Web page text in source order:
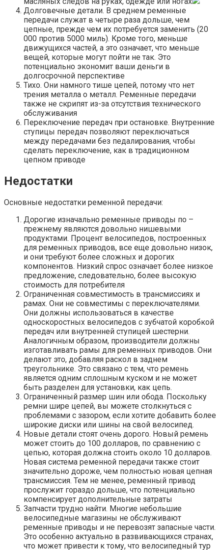
Долговечные детали. В среднем ременные
передачи служат в четыре раза дольше, чем
цепные, прежде чем их потребуется заменить (20
000 против 5000 миль). Кроме того, меньше
движущихся частей, а это означает, что меньше
вещей, которые могут пойти не так. Это
потенциально экономит ваши деньги в
долгосрочной перспективе
Тихо. Они намного тише цепей, потому что нет
трения металла о металл. Ременные передачи
также не скрипят из-за отсутствия технического
обслуживания
Переключение передач при остановке. Внутренние
ступицы передач позволяют переключаться
между передачами без педалирования, чтобы
сделать переключение, как в традиционном
цепном приводе
Недостатки
Основные недостатки ременной передачи:
Дорогие изначально ременные приводы по –
прежнему являются довольно нишевыми
продуктами. Процент велосипедов, построенных
для ременных приводов, все еще довольно низок,
и они требуют более сложных и дорогих
компонентов. Низкий спрос означает более низкое
предложение, следовательно, более высокую
стоимость для потребителя
Ограниченная совместимость в трансмиссиях и
рамах. Они не совместимы с переключателями.
Они должны использоваться в качестве
односкоростных велосипедов с зубчатой коробкой
передач или внутренней ступицей шестерни.
Аналогичным образом, производители должны
изготавливать рамы для ременных приводов. Они
делают это, добавляя раскол в заднем
треугольнике. Это связано с тем, что ремень
является одним сплошным куском и не может
быть разделен для установки, как цепь.
Ограниченный размер шин или обода. Поскольку
ремни шире цепей, вы можете столкнуться с
проблемами с зазором, если хотите добавить более
широкие диски или шины на свой велосипед.
Новые детали стоят очень дорого. Новый ремень
может стоить до 100 долларов, по сравнению с
цепью, которая должна стоить около 10 долларов.
Новая система ременной передачи также стоит
значительно дороже, чем полностью новая цепная
трансмиссия. Тем не менее, ременный привод
прослужит гораздо дольше, что потенциально
компенсирует дополнительные затраты
Запчасти трудно найти. Многие небольшие
велосипедные магазины не обслуживают
ременные приводы и не перевозят запасные части.
Это особенно актуально в развивающихся странах,
что может привести к тому, что велосипедный тур